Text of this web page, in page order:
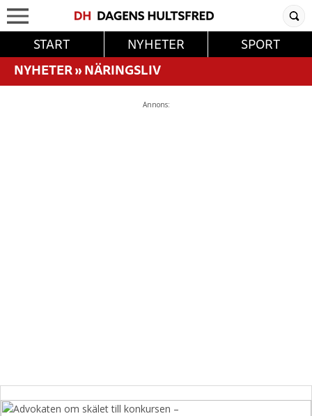
START NYHETER
SPORT
NYHETER»NÄRINGSLIV
Annons: